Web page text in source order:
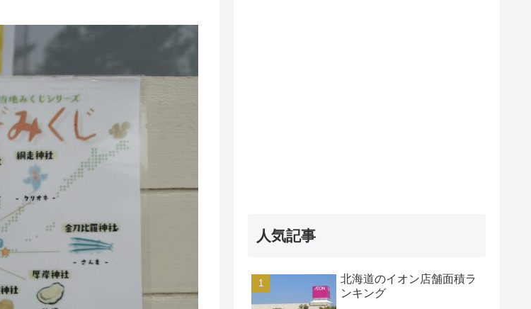
人気記事
北海道のイオン店舗面積ラ
ンキング